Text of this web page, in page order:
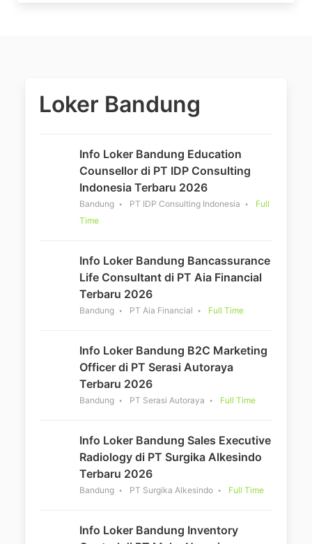
Loker Bandung
Info Loker Bandung Education
Counsellor di PT IDP Consulting
Indonesia Terbaru 2026
Bandung PT IDP Consulting Indonesia
Full
Time
Info Loker Bandung Bancassurance
Life Consultant di PT Aia Financial
Terbaru 2026
Bandung PT Aia Financial Full Time
Info Loker Bandung B2C Marketing
Officer di PT Serasi Autoraya
Terbaru 2026
Bandung PT Serasi Autoraya Full Time
Info Loker Bandung Sales Executive
Radiology di PT Surgika Alkesindo
Terbaru 2026
Bandung PT Surgika Alkesindo Full Time
Info Loker Bandung Inventory